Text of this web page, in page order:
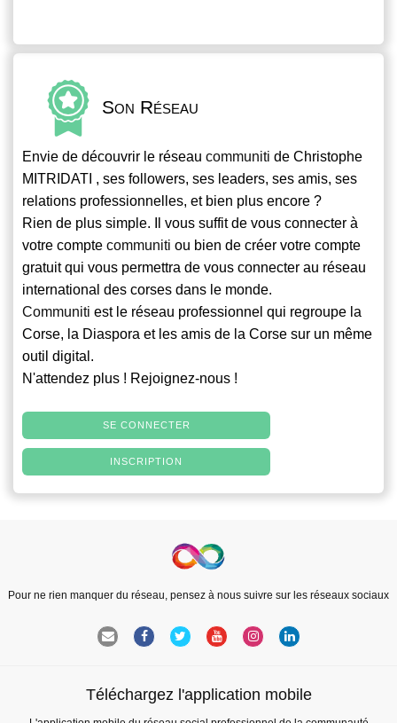
Son Réseau
Envie de découvrir le réseau communiti de Christophe
MITRIDATI , ses followers, ses leaders, ses amis, ses
relations professionnelles, et bien plus encore ?
Rien de plus simple. Il vous suffit de vous connecter à
votre compte communiti ou bien de créer votre compte
gratuit qui vous permettra de vous connecter au réseau
international des corses dans le monde.
Communiti est le réseau professionnel qui regroupe la
Corse, la Diaspora et les amis de la Corse sur un même
outil digital.
N'attendez plus ! Rejoignez-nous !
SE CONNECTER
INSCRIPTION
Pour ne rien manquer du réseau, pensez à nous suivre sur les réseaux sociaux
Téléchargez l'application mobile